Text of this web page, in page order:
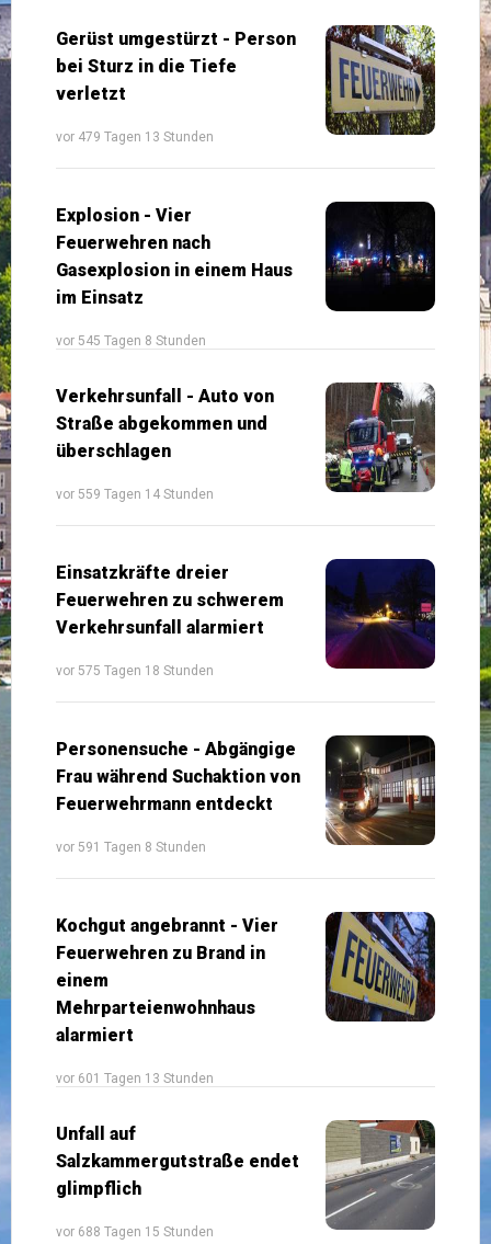
Gerüst umgestürzt - Person
bei Sturz in die Tiefe
verletzt
vor 479 Tagen 13 Stunden
Explosion - Vier
Feuerwehren nach
Gasexplosion in einem Haus
im Einsatz
vor 545 Tagen 8 Stunden
Verkehrsunfall - Auto von
Straße abgekommen und
überschlagen
vor 559 Tagen 14 Stunden
Einsatzkräfte dreier
Feuerwehren zu schwerem
Verkehrsunfall alarmiert
vor 575 Tagen 18 Stunden
Personensuche - Abgängige
Frau während Suchaktion von
Feuerwehrmann entdeckt
vor 591 Tagen 8 Stunden
Kochgut angebrannt - Vier
Feuerwehren zu Brand in
einem
Mehrparteienwohnhaus
alarmiert
vor 601 Tagen 13 Stunden
Unfall auf
Salzkammergutstraße endet
glimpflich
vor 688 Tagen 15 Stunden